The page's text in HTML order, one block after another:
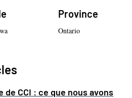
Province
Ontario
de CCI : ce que nous avons